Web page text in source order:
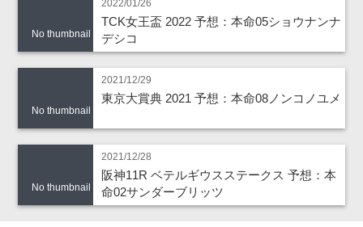
No thumbnail
2022/01/26
TCK女王盃 2022 予想：本命05ショウナンナ
デシコ
No thumbnail
2021/12/29
東京大賞典 2021 予想：本命08ノンコノユメ
No thumbnail
2021/12/28
阪神11R ベテルギウスステークス 予想：本
命02サンダーブリッツ